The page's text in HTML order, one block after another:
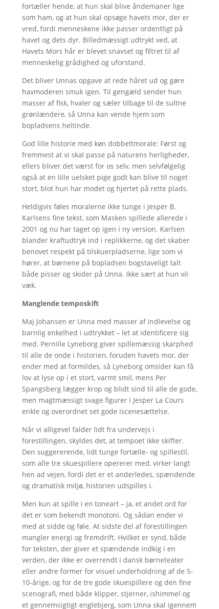
fortæller hende, at hun skal blive åndemaner lige
som ham, og at hun skal opsøge havets mor, der er
vred, fordi menneskene ikke passer ordentligt på
havet og dets dyr. Billedmæssigt udtrykt ved, at
Havets Mors hår er blevet snavset og filtret til af
menneskelig grådighed og uforstand.
Det bliver Unnas opgave at rede håret ud og gøre
havmoderen smuk igen. Til gengæld sender hun
masser af fisk, hvaler og sæler tilbage til de sultne
grønlændere, så Unna kan vende hjem som
bopladsens heltinde.
God lille historie med køn dobbeltmorale: Først og
fremmest at vi skal passe på naturens herligheder,
ellers bliver det værst for os selv, men selvfølgelig
også at en lille uelsket pige godt kan blive til noget
stort, blot hun har modet og hjertet på rette plads.
Heldigvis føles moralerne ikke tunge i Jesper B.
Karlsens fine tekst, som Masken spillede allerede i
2001 og nu har taget op igen i ny version. Karlsen
blander kraftudtryk ind i replikkerne, og det skaber
benovet respekt på tilskuerpladserne, lige som vi
hører, at børnene på bopladsen bogstaveligt talt
både pisser og skider på Unna. Ikke sært at hun vil
væk.
Manglende temposkift
Maj Johansen er Unna med masser af indlevelse og
barnlig enkelhed i udtrykket – let at identificere sig
med. Pernille Lyneborg giver spillemæssig skarphed
til alle de onde i historien, foruden havets mor, der
ender med at formildes, så Lyneborg omsider kan få
lov at lyse op i et stort, varmt smil, mens Per
Spangsberg lægger krop og blidt sind til alle de gode,
men magtmæssigt svage figurer i Jesper La Cours
enkle og overordnet set gode iscenesættelse.
Når vi alligevel falder lidt fra undervejs i
forestillingen, skyldes det, at tempoet ikke skifter.
Den suggererende, lidt tunge fortælle- og spillestil,
som alle tre skuespillere opererer med, virker langt
hen ad vejen, fordi det er et anderledes, spændende
og dramatisk miljø, historien udspilles i.
Men kun at spille i en toneart – ja, et andet ord for
det er som bekendt monotoni. Og sådan ender vi
med at sidde og føle. At sidste del af forestillingen
mangler energi og fremdrift. Hvilket er synd, både
for teksten, der giver et spændende indkig i en
verden, der ikke er overrendt i dansk børneteater
eller andre former for visuel underholdning af de 5-
10-årige, og for de tre gode skuespillere og den fine
scenografi, med både klipper, stjerner, ishimmel og
et gennemsigtigt englebjerg, som Unna skal igennem